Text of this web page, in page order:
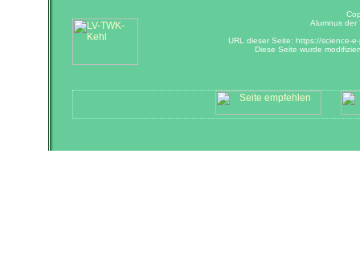
Alumnus der
URL dieser Seite: https://science-
Diese Seite wurde